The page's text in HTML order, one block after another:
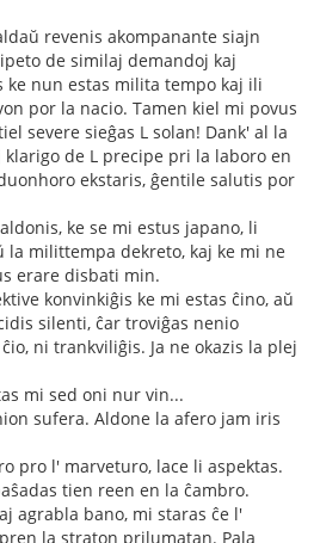
revenis akompanante siajn
de similaj demandoj kaj
ke nun estas milita tempo kaj ili
por la nacio. Tamen kiel mi povus
severe sieĝas L solan! Dank' al la
de L precipe pri la laboro en
ekstaris, ĝentile salutis por
ke se mi estus japano, li
milittempa dekreto, kaj ke mi ne
erare disbati min.
konvinkiĝis ke mi estas ĉino, aŭ
silenti, ĉar troviĝas nenio
ni trankviliĝis. Ja ne okazis la plej
mi sed oni nur vin...
sufera. Aldone la afero jam iris
pro l' marveturo, lace li aspektas.
tien reen en la ĉambro.
agrabla bano, mi staras ĉe l'
la straton prilumatan. Pala